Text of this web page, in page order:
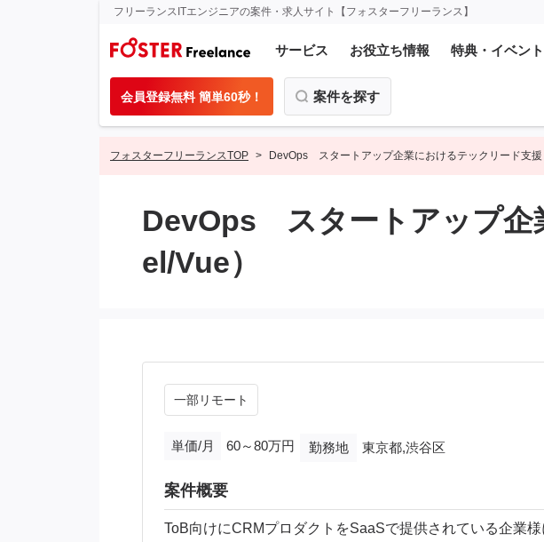
フリーランスITエンジニアの案件・求人サイト【フォスターフリーランス】
サービス お役立ち情報 特典・イベント
会員登録無料 簡単60秒！ 案件を探す
フォスターフリーランスTOP DevOps スタートアップ企業におけるテックリード支援
DevOps スタートアップ企
el/Vue）
一部リモート
単価/月 60～80万円 勤務地 東京都,渋谷区
案件概要
ToB向けにCRMプロダクトをSaaSで提供されている企業様